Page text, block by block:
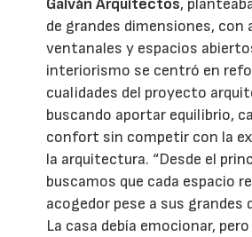
Galván Arquitectos,
de grandes dimensiones, con
ventanales y espacios
interiorismo se centró en
cualidades del proyecto
buscando aportar equilibrio,
confort sin competir con la
la arquitectura. “Desde el
buscamos que cada espacio
acogedor pese a sus grandes
La casa debía emocionar,